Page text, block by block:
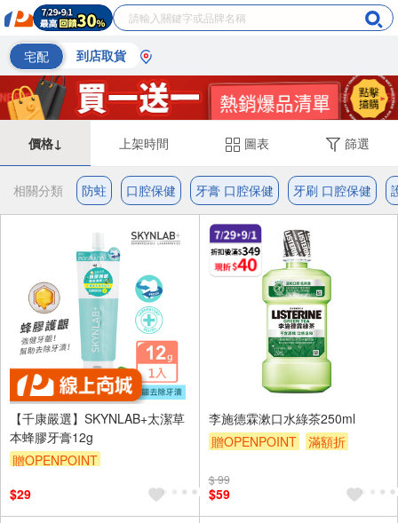
宅配 到店取貨
價格↓ 上架時間 圖表 篩選
相關分類 防蛀 口腔保健 牙膏 口腔保健 牙刷 口腔保健
【千康嚴選】SKYNLAB+太潔草
本蜂膠牙膏12g
贈OPENPOINT
$29
李施德霖漱口水綠茶250ml
贈OPENPOINT
滿額折
$ 99
$59